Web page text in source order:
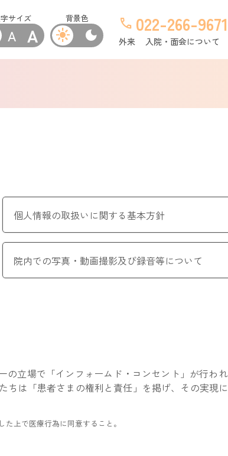
サイズ
A A
背景色
light_mode dark_mode
call 022-266-9671
外来 入院・面会について
個人情報の取扱いに関する基本方針
院内での写真・動画撮影及び録音等について
立場で「インフォームド・コンセント」が行わ
は「患者さまの権利と責任」を掲げ、その実現
上で医療行為に同意すること。